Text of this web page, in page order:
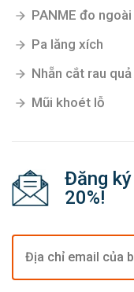
PANME đo
Pa lăng xích
Nhẵn cắt rau quả
Mũi khoét lỗ
Đăng
20%!